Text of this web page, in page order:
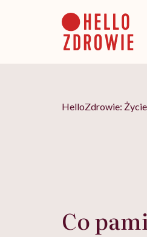
HelloZdrowie: Życie
Co